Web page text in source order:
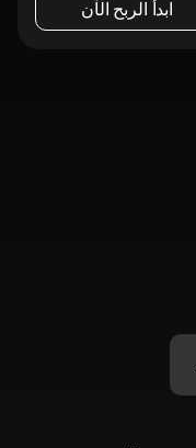
ابدأ الربح الآن